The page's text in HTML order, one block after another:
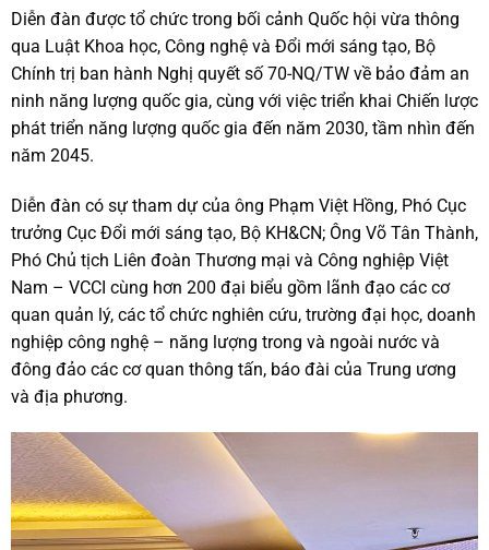
Diễn đàn được tổ chức trong bối cảnh Quốc hội vừa thông
qua Luật Khoa học, Công nghệ và Đổi mới sáng tạo, Bộ
Chính trị ban hành Nghị quyết số 70-NQ/TW về bảo đảm an
ninh năng lượng quốc gia, cùng với việc triển khai Chiến lược
phát triển năng lượng quốc gia đến năm 2030, tầm nhìn đến
năm 2045.
Diễn đàn có sự tham dự của ông Phạm Việt Hồng, Phó Cục
trưởng Cục Đổi mới sáng tạo, Bộ KH&CN; Ông Võ Tân Thành,
Phó Chủ tịch Liên đoàn Thương mại và Công nghiệp Việt
Nam – VCCI cùng hơn 200 đại biểu gồm lãnh đạo các cơ
quan quản lý, các tổ chức nghiên cứu, trường đại học, doanh
nghiệp công nghệ – năng lượng trong và ngoài nước và
đông đảo các cơ quan thông tấn, báo đài của Trung ương
và địa phương.